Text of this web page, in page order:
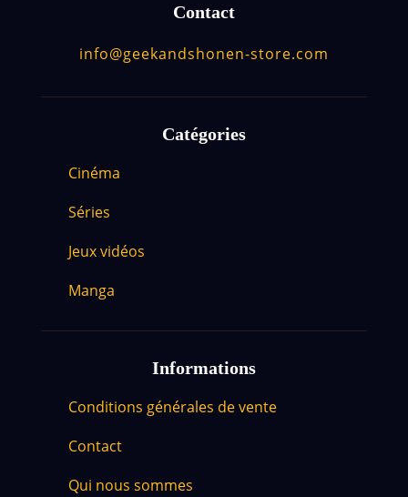
Contact
info@geekandshonen-store.com
Catégories
Cinéma
Séries
Jeux vidéos
Manga
Informations
Conditions générales de vente
Contact
Qui nous sommes